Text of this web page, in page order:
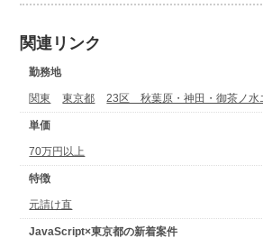
関連リンク
勤務地
関東 東京都 23区 秋葉原・神田・御茶ノ水
単価
70万円以上
特徴
元請け直
JavaScript×東京都の新着案件